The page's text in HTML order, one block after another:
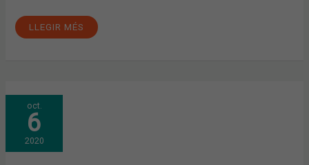
LLEGIR MÉS
oct.
6
2020
CIRCULAR
FARMACÈUTICA:
JA
DISPONIBLE
L’EDICIÓ
DEL
SEGON